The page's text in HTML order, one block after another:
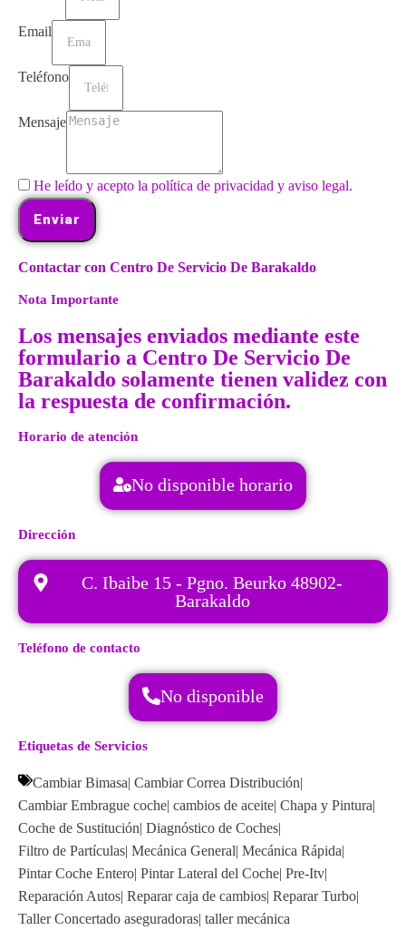
Email
Teléfono
Mensaje
He leído y acepto la política de privacidad y aviso legal.
Enviar
Contactar con Centro De Servicio De Barakaldo
Nota Importante
Los mensajes enviados mediante este
formulario a Centro De Servicio De
Barakaldo solamente tienen validez con
la respuesta de confirmación.
Horario de atención
No disponible horario
Dirección
C. Ibaibe 15 - Pgno. Beurko 48902-
Barakaldo
Teléfono de contacto
No disponible
Etiquetas de Servicios
Cambiar Bimasa| Cambiar Correa Distribución|
Cambiar Embrague coche| cambios de aceite| Chapa y Pintura|
Coche de Sustitución| Diagnóstico de Coches|
Filtro de Partículas| Mecánica General| Mecánica Rápida|
Pintar Coche Entero| Pintar Lateral del Coche| Pre-Itv|
Reparación Autos| Reparar caja de cambios| Reparar Turbo|
Taller Concertado aseguradoras| taller mecánica